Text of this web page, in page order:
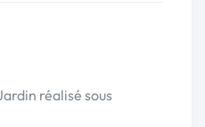
réalisé sous